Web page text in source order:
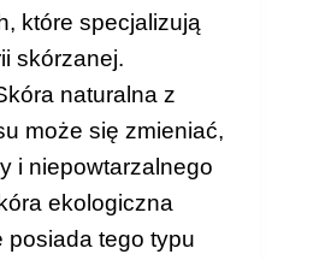
które specjalizują
skórzanej.
naturalna z
może się zmieniać,
i niepowtarzalnego
ekologiczna
posiada tego typu